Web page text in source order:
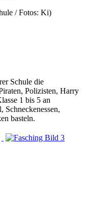
/ Fotos: Ki)
Schule die
Polizisten, Harry
1 bis 5 an
Schneckenessen,
basteln.